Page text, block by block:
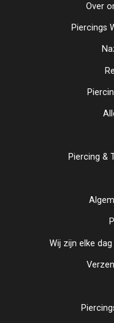
Over
Piercings
Piercing &
Wij zijn elke